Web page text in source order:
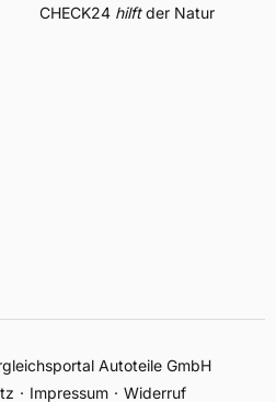
CHECK24 hilftder Natur
Autoteile GmbH
Impressum Widerruf